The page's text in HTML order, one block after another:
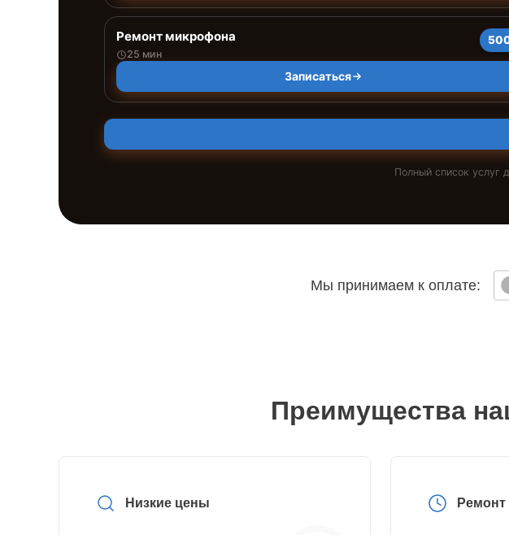
Ремонт микрофона
25 мин
Записаться
Полный список услуг
Мы принимаем к оплате:
Преимущества
Низкие цены Ремонт